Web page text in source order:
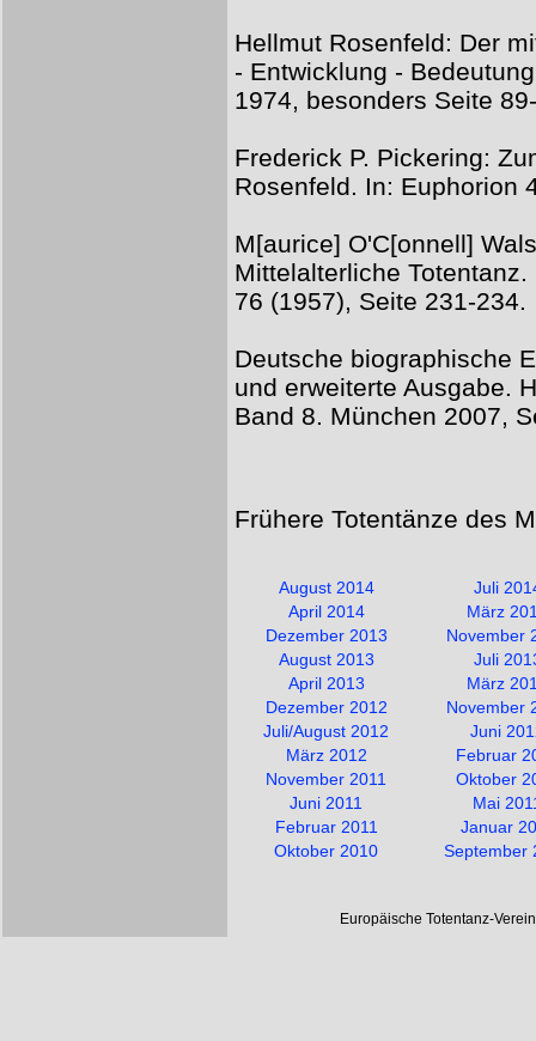
Hellmut Rosenfeld: Der
- Entwicklung -
1974, besonders Seite
Frederick P. Pickering:
Rosenfeld. In: Euphorion
M[aurice] O'C[onnell]
Mittelalterliche
76 (1957), Seite 231-234.
Deutsche biographische
und erweiterte Ausgabe.
Band 8. München 2007,
Frühere Totentänze des
August 2014
Juli
April 2014
März
Dezember 2013
November
August 2013
Juli
April 2013
März
Dezember 2012
November
Juli/August 2012
Juni
März 2012
Februar
November 2011
Oktober
Juni 2011
Mai
Februar 2011
Januar
Oktober 2010
September
Europäische Totentanz-